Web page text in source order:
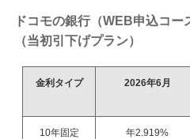
ドコモの銀行（WEB申込コー
（当初引下げプラン）
金利タイプ 2026年6月
10年固定 年2.919%